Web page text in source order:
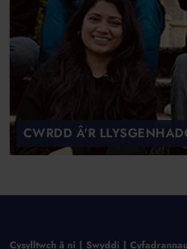
CWRDD Â'R
Cysylltwch â ni Swyddi Cyfadrannau